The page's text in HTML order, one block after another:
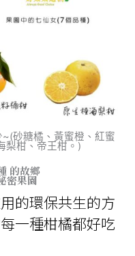
砂糖橘、黃蜜橙、紅蜜
梨柑、帝王柑。)
的故鄉
密果園
的環保共生的方
一種柑橘都好吃